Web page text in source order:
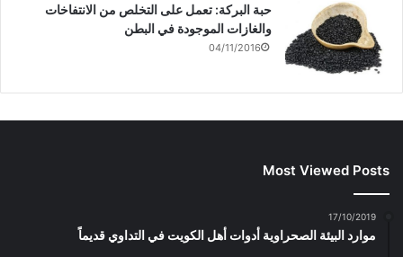
حبة البركة: تعمل على التخلص من الانتفاخات
والغازات الموجودة في البطن
04/11/2016
Most Viewed Posts
17/10/2019
موارد البيئة الصحراوية أدوات أهل الكويت في التداوي قديماً